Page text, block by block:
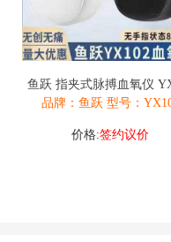
鱼跃 指夹式脉搏血氧仪
品牌：鱼跃 型号：
价格:签约议价